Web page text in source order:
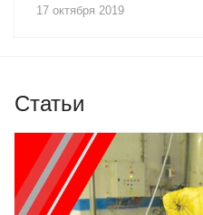
17 октября 2019
Статьи